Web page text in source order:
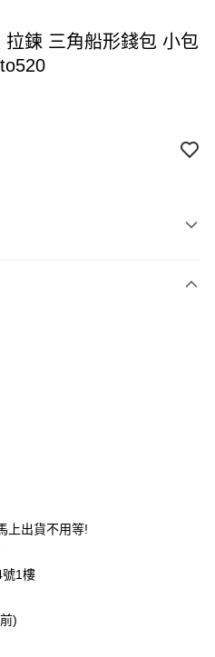
鍊 三角船形錢包 小包
永豐商業銀行
上出貨不用等!
號1樓
)